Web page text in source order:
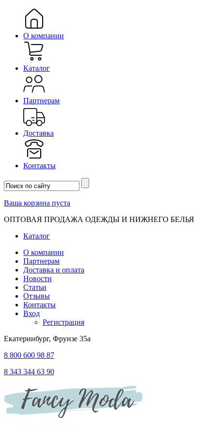
О компании
Каталог
Партнерам
Доставка
Контакты
Ваша корзина пуста
ОПТОВАЯ ПРОДАЖА ОДЕЖДЫ И НИЖНЕГО БЕЛЬЯ
Каталог
О компании
Партнерам
Доставка и оплата
Новости
Статьи
Отзывы
Контакты
Вход
Регистрация
Екатеринбург, Фрунзе 35а
8 800 600 98 87
8 343 344 63 90